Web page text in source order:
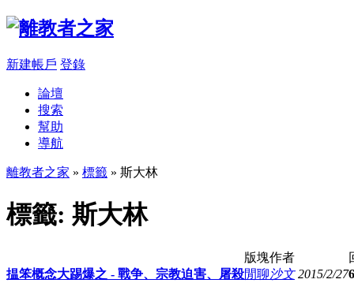
新建帳戶 登錄
論壇
搜索
幫助
導航
離教者之家 » 標籤 » 斯大林
標籤: 斯大林
版塊作者
揾笨概念大踢爆之 - 戰争、宗教迫害、屠殺閒聊沙文 2015/2/276